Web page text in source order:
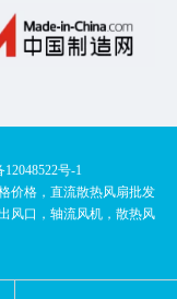
12048522号-1
价格，直流散热风扇批发
风口，轴流风机，散热风